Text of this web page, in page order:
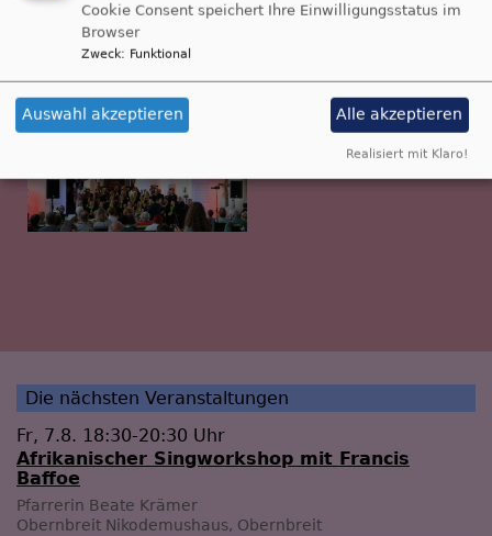
Die nächsten Veranstaltungen
Fr, 7.8. 18:30-20:30 Uhr
Afrikanischer Singworkshop mit Francis
Baffoe
Pfarrerin Beate Krämer
Obernbreit Nikodemushaus, Obernbreit
Cookie Consent speichert Ihre Einwilligungsstatus im
Browser
Zweck: Funktional
Auswahl akzeptieren Alle akzeptieren
Realisiert mit Klaro!